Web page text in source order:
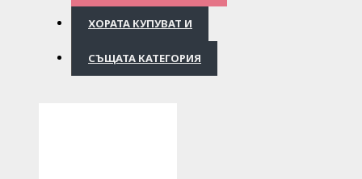
ХОРАТА КУПУВАТ И
СЪЩАТА КАТЕГОРИЯ